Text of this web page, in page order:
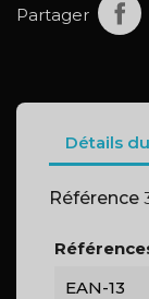
Partager
Détails
Référence
EAN-13